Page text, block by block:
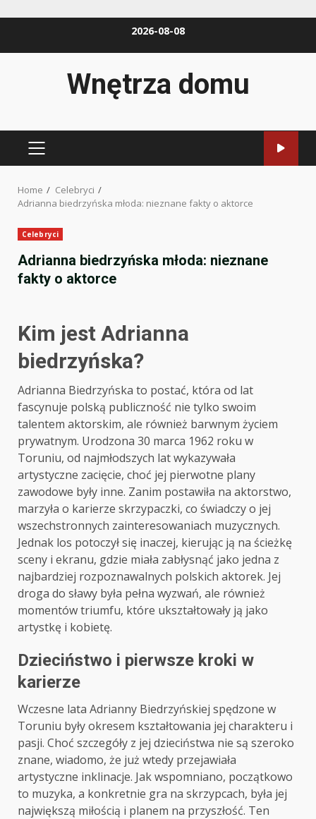
2026-08-08
Wnętrza domu
PRIMARY
Home
Celebryci
Adrianna biedrzyńska młoda: nieznane fakty o aktorce
Celebryci
Adrianna biedrzyńska młoda: nieznane
fakty o aktorce
Kim jest Adrianna
biedrzyńska?
Adrianna Biedrzyńska to postać, która od lat
fascynuje polską publiczność nie tylko swoim
talentem aktorskim, ale również barwnym życiem
prywatnym. Urodzona 30 marca 1962 roku w
Toruniu, od najmłodszych lat wykazywała
artystyczne zacięcie, choć jej pierwotne plany
zawodowe były inne. Zanim postawiła na aktorstwo,
marzyła o karierze skrzypaczki, co świadczy o jej
wszechstronnych zainteresowaniach muzycznych.
Jednak los potoczył się inaczej, kierując ją na ścieżkę
sceny i ekranu, gdzie miała zabłysnąć jako jedna z
najbardziej rozpoznawalnych polskich aktorek. Jej
droga do sławy była pełna wyzwań, ale również
momentów triumfu, które ukształtowały ją jako
artystkę i kobietę.
Dzieciństwo i pierwsze kroki w
karierze
Wczesne lata Adrianny Biedrzyńskiej spędzone w
Toruniu były okresem kształtowania jej charakteru i
pasji. Choć szczegóły z jej dzieciństwa nie są szeroko
znane, wiadomo, że już wtedy przejawiała
artystyczne inklinacje. Jak wspomniano, początkowo
to muzyka, a konkretnie gra na skrzypcach, była jej
największą miłością i planem na przyszłość. Ten